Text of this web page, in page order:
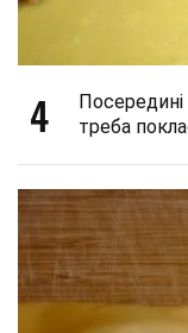
4
треба